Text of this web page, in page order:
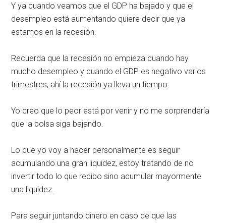
Y ya cuando veamos que el GDP ha bajado y que el
desempleo está aumentando quiere decir que ya
estamos en la recesión.
Recuerda que la recesión no empieza cuando hay
mucho desempleo y cuando el GDP es negativo varios
trimestres, ahí la recesión ya lleva un tiempo.
Yo creo que lo peor está por venir y no me sorprendería
que la bolsa siga bajando.
Lo que yo voy a hacer personalmente es seguir
acumulando una gran liquidez, estoy tratando de no
invertir todo lo que recibo sino acumular mayormente
una liquidez.
Para seguir juntando dinero en caso de que las